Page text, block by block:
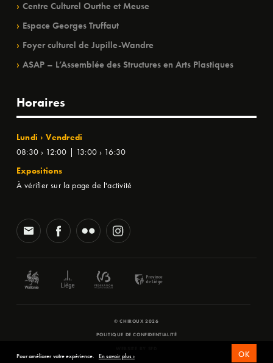
Centre Culturel Ourthe et Meuse
Espace Georges Truffaut
Foyer culturel de Jupille-Wandre
ASAP – L’Assemblée des Structures en Arts Plastiques
Horaires
Lundi › Vendredi
08:30 › 12:00 | 13:00 › 16:30
Expositions
À vérifier sur la page de l'activité
© CHIROUX 2026
POLITIQUE DE CONFIDENTIALITÉ
Pour améliorer votre expérience. En savoir plus › OK